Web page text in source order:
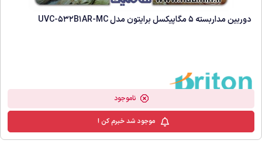
دوربین مداربسته 5 مگاپیکسل برایتون مدل UVC-532B1AR-MC
ناموجود
موجود شد خبرم کن !